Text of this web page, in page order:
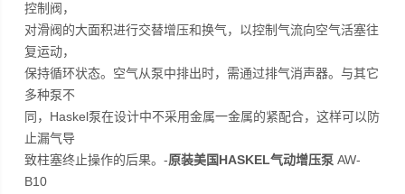
控制阀，
对滑阀的大面积进行交替增压和换气，以控制气流向空气活塞往
复运动，
保持循环状态。空气从泵中排出时，需通过排气消声器。与其它
多种泵不
同，Haskel泵在设计中不采用金属一金属的紧配合，这样可以防
止漏气导
致柱塞终止操作的后果。-原装美国HASKEL气动增压泵AW-
B10